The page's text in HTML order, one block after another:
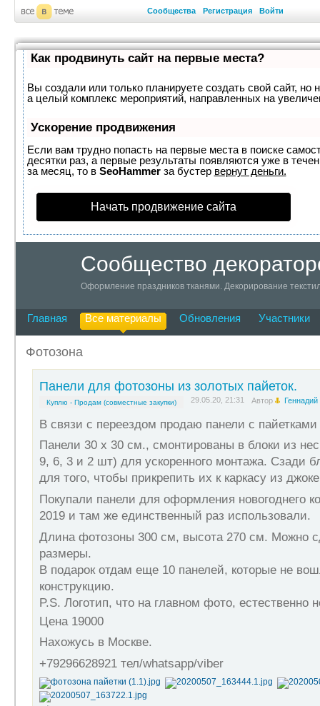
Сообщества Регистрация Войти
Как продвинуть сайт на первые места?
Вы создали или только планируете создать свой сайт, но
а целый комплекс мероприятий, направленных на
Ускорение продвижения
Если вам трудно попасть на первые места в поиске
десятки раз, а первые результаты появляются уже в
за месяц, то в SeoHammerза бустер вернут деньги.
Начать продвижение сайта
Сообщество
Оформление праздников тканями. Декорирование
Главная Все материалы Обновления Участники
Фотозона
Панели для фотозоны из золотых пайеток.
Куплю - Продам (совместные закупки) 29.05.20, 21:31 Автор Геннадий
В связи с переездом продаю панели с
Панели 30 х 30 см., смонтированы в блоки из
9, 6, 3 и 2 шт) для ускоренного монтажа. Сзади
для того, чтобы прикрепить их к каркасу из
Покупали панели для оформления новогоднего
2019 и там же единственный раз использовали.
Длина фотозоны 300 см, высота 270 см. Можно
размеры.
В подарок отдам еще 10 панелей, которые не
конструкцию.
P.S. Логотип, что на главном фото, естественно
Цена 19000
Нахожусь в Москве.
+79296628921 тел/whatsapp/viber